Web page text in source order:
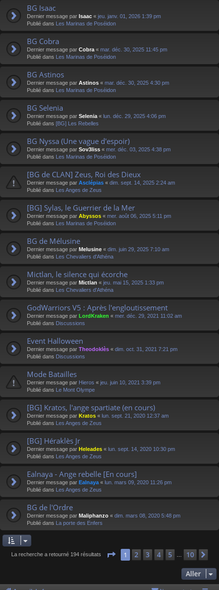
BG Isaac
Dernier message par Isaac « jeu. janv. 01, 2026 1:39 pm
Publié dans Les Marinas de Poséidon
BG Cobra
Dernier message par Cobra « mar. déc. 30, 2025 11:45 pm
Publié dans Les Marinas de Poséidon
BG Astinos
Dernier message par Astinos « mar. déc. 30, 2025 4:30 pm
Publié dans Les Marinas de Poséidon
BG Selenia
Dernier message par Selenia « lun. déc. 29, 2025 4:06 pm
Publié dans [BG] Les Rebelles
BG Nyssa (Une vague d'espoir)
Dernier message par Sov3liss « mer. déc. 03, 2025 4:38 pm
Publié dans Les Marinas de Poséidon
[BG de CLAN] Zeus, Roi des Dieux
Dernier message par Asclépias « dim. sept. 14, 2025 2:24 am
Publié dans Les Anges de Zeus
[BG] Sylas, le Guerrier de la Mer
Dernier message par Abyssos « mer. août 06, 2025 5:11 pm
Publié dans Les Marinas de Poséidon
BG de Mélusine
Dernier message par Melusine « dim. juin 29, 2025 7:10 am
Publié dans Les Chevaliers d'Athéna
Mictlan, le silence qui écorche
Dernier message par Mictlan « jeu. mai 15, 2025 1:33 pm
Publié dans Les Chevaliers d'Athéna
GodWarriors V5 : Après l'engloutissement
Dernier message par LordKraken « mer. déc. 29, 2021 11:02 am
Publié dans Discussions
Event Halloween
Dernier message par Theodoklès « dim. oct. 31, 2021 7:21 pm
Publié dans Discussions
Mode Batailles
Dernier message par Hieros « jeu. juin 10, 2021 3:39 pm
Publié dans Le Mont Olympe
[BG] Kratos, l'ange spartiate (en cours)
Dernier message par Kratos « lun. sept. 21, 2020 12:37 am
Publié dans Les Anges de Zeus
[BG] Héraklès Jr
Dernier message par Heleades « lun. sept. 14, 2020 10:30 pm
Publié dans Les Anges de Zeus
Ealnaya - Ange rebelle [En cours]
Dernier message par Ealnaya « lun. mars 09, 2020 11:26 pm
Publié dans Les Anges de Zeus
BG de l'Ordre
Dernier message par Maliphanzo « dim. mars 08, 2020 5:48 pm
Publié dans La porte des Enfers
La recherche a retourné 194 résultats Page 1sur 10
1 2 3 4 5 10
Aller